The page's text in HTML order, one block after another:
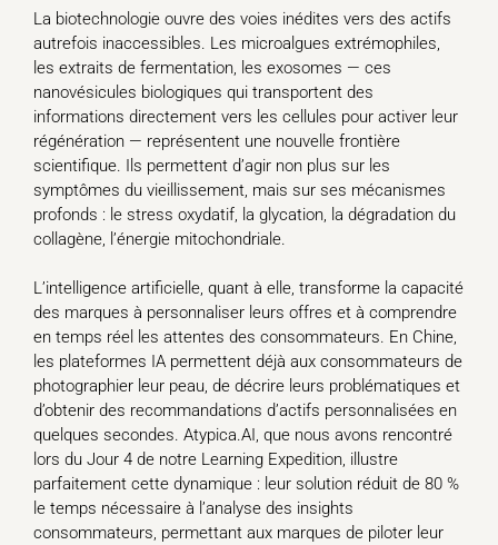
La biotechnologie ouvre des voies inédites vers des actifs
autrefois inaccessibles. Les microalgues extrémophiles,
les extraits de fermentation, les exosomes — ces
nanovésicules biologiques qui transportent des
informations directement vers les cellules pour activer leur
régénération — représentent une nouvelle frontière
scientifique. Ils permettent d’agir non plus sur les
symptômes du vieillissement, mais sur ses mécanismes
profonds : le stress oxydatif, la glycation, la dégradation du
collagène, l’énergie mitochondriale.
L’intelligence artificielle, quant à elle, transforme la capacité
des marques à personnaliser leurs offres et à comprendre
en temps réel les attentes des consommateurs. En Chine,
les plateformes IA permettent déjà aux consommateurs de
photographier leur peau, de décrire leurs problématiques et
d’obtenir des recommandations d’actifs personnalisées en
quelques secondes. Atypica.AI, que nous avons rencontré
lors du Jour 4 de notre Learning Expedition, illustre
parfaitement cette dynamique : leur solution réduit de 80 %
le temps nécessaire à l’analyse des insights
consommateurs, permettant aux marques de piloter leur